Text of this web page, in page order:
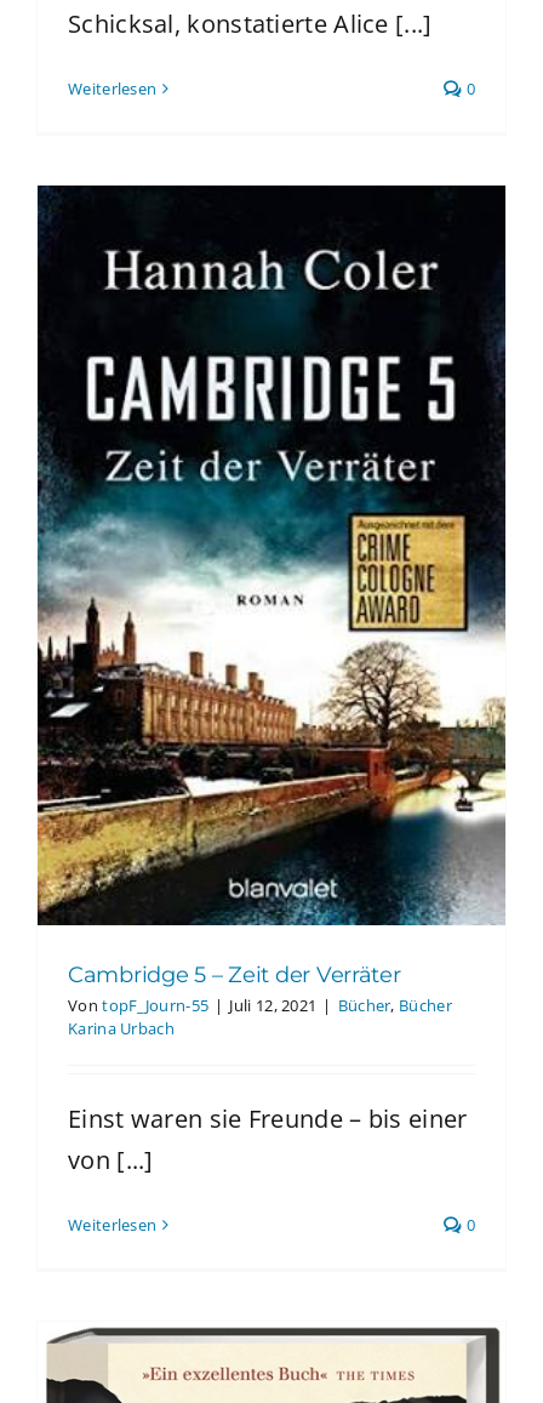
Schicksal, konstatierte Alice [...]
Weiterlesen 0
Cambridge 5 – Zeit der Verräter
VontopF_Journ-55 | Juli 12, 2021 | Bücher, Bücher
Karina Urbach
Einst waren sie Freunde – bis einer
von [...]
Weiterlesen 0